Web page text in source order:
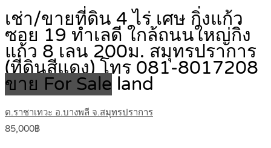
เช่า/ขายที่ดิน 4 ไร่ เศษ กิ่งแก้ว
ซอย 19 ทำเลดี ใกล้ถนนใหญ่กิ่ง
แก้ว 8 เลน 200ม. สมุทรปราการ
(ที่ดินสีแดง) โทร 081-8017208
ขาย For Sale land
ต.ราชาเทวะ อ.บางพลี จ.สมุทรปราการ
85,000฿